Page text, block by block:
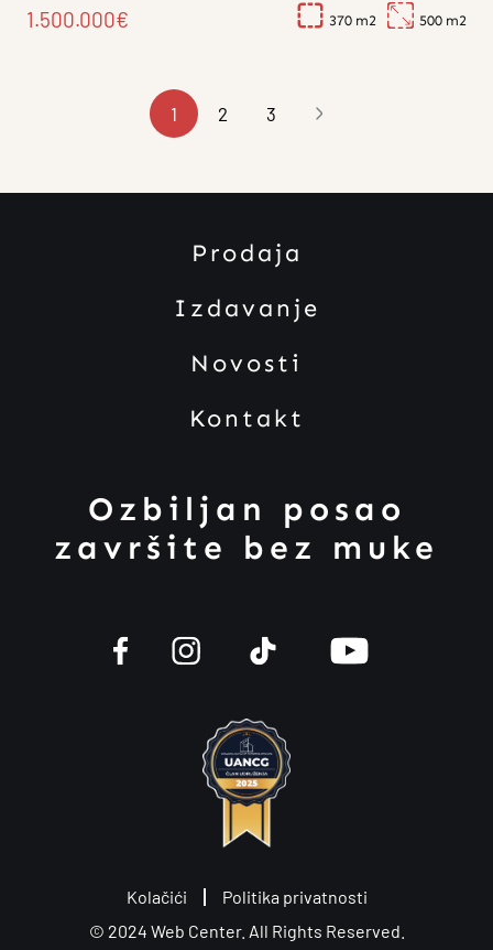
1.500.000€ 370 500
1 2 3
Prodaja
Izdavanje
Novosti
Kontakt
Ozbiljan posao
završite bez muke
© 2024 Web Center. All Rights Reserved.
Kolačići Politika privatnosti